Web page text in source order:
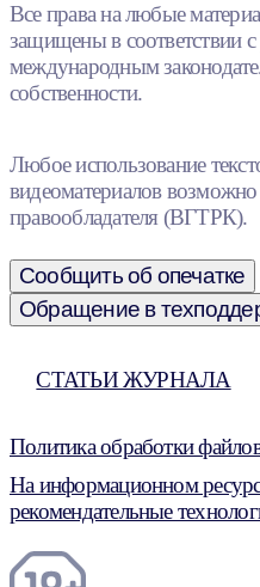
Все права на любые
защищены в соответствии
международным
собственности.
Любое использование
видеоматериалов возможно
правообладателя (ВГТРК).
Сообщить об опечатке
Обращение в
СТАТЬИ ЖУРНАЛА
Политика обработки
На информационном
рекомендательные